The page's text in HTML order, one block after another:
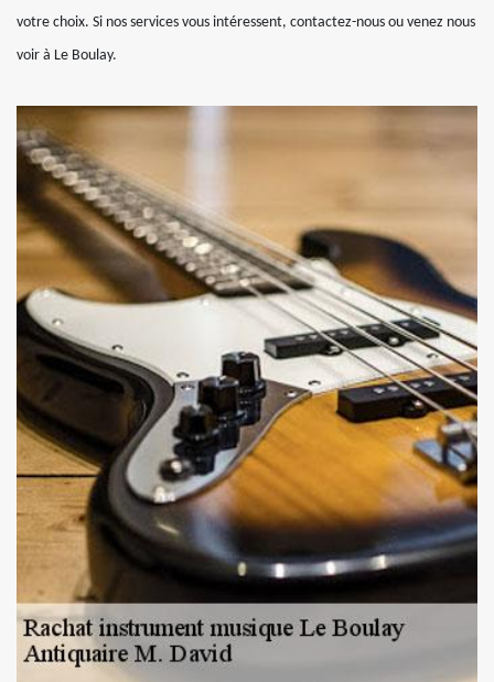
votre choix. Si nos services vous intéressent, contactez-nous ou venez nous
voir à Le Boulay.